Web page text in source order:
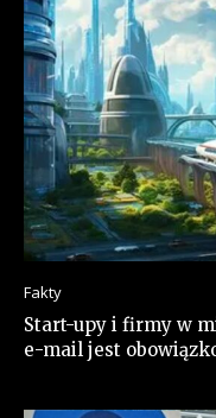
Fakty
Start-upy i firmy w
e-mail jest